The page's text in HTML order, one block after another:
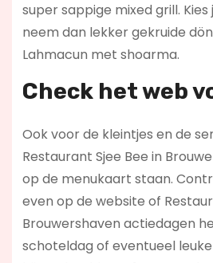
super sappige mixed grill.
neem dan lekker gekruide
Lahmacun met shoarma.
Check het web
Ook voor de kleintjes en de
Restaurant Sjee Bee in
op de menukaart staan.
even op de website of
Brouwershaven actiedagen
schoteldag of eventueel